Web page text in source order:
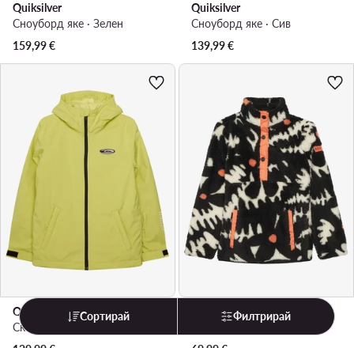
Quiksilver
Сноуборд яке · Зелен
159,99€
Quiksilver
Сноуборд яке · Сив
139,99€
Quiksilver
Скиорско яке · Зелен
Полар · Черен
Сортирай Филтрирай